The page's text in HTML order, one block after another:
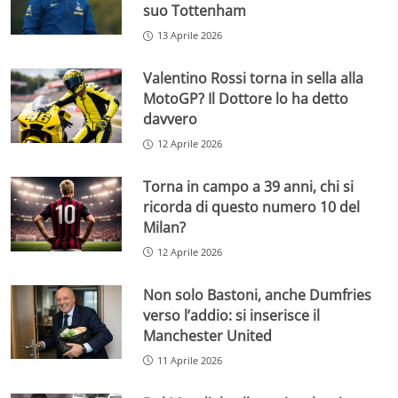
suo Tottenham
13 Aprile 2026
Valentino Rossi torna in sella alla
MotoGP? Il Dottore lo ha detto
davvero
12 Aprile 2026
Torna in campo a 39 anni, chi si
ricorda di questo numero 10 del
Milan?
12 Aprile 2026
Non solo Bastoni, anche Dumfries
verso l’addio: si inserisce il
Manchester United
11 Aprile 2026